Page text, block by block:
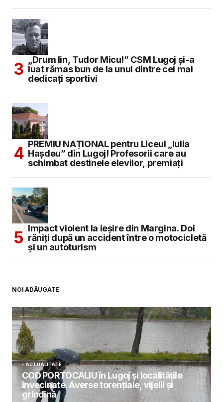
„Drum lin, Tudor Micu!” CSM Lugoj și-a
luat rămas bun de la unul dintre cei mai
dedicați sportivi
PREMIU NAȚIONAL pentru Liceul „Iulia
Hașdeu” din Lugoj! Profesorii care au
schimbat destinele elevilor, premiați
Impact violent la ieșire din Margina. Doi
răniți după un accident între o motocicletă
și un autoturism
NOI ADĂUGATE
ACTUALITATE
COD PORTOCALIU în Lugoj și localitățile
învecinate. Averse torențiale, vijelii și
grindină